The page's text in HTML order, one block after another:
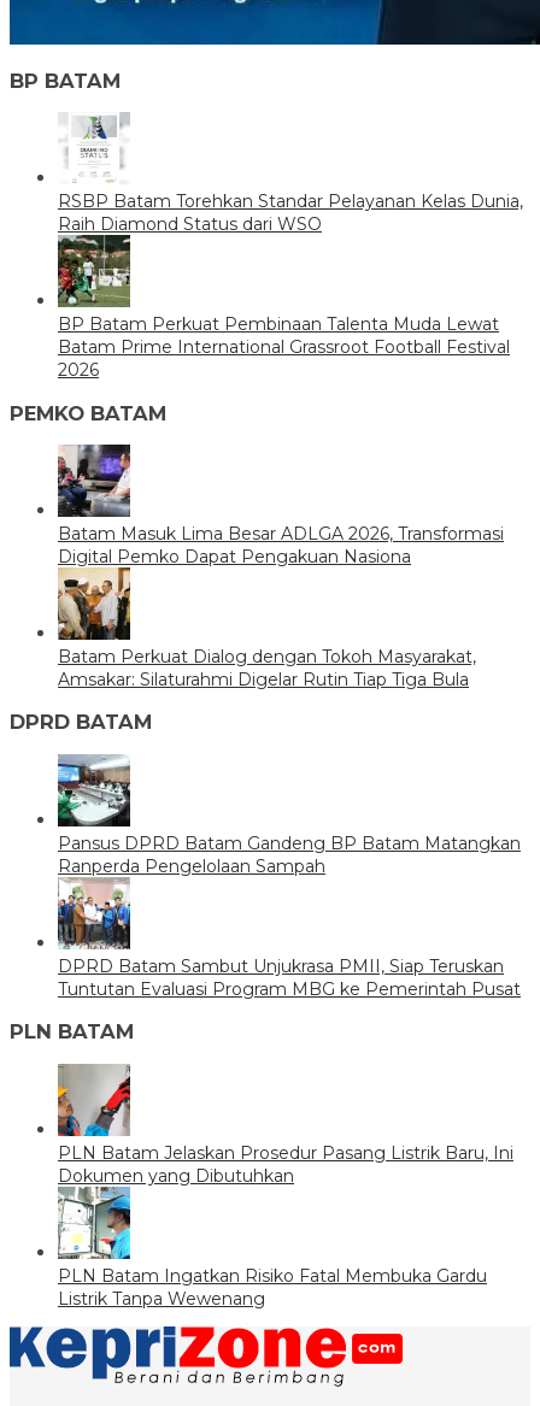
BP BATAM
RSBP Batam Torehkan Standar Pelayanan Kelas Dunia,
Raih Diamond Status dari WSO
BP Batam Perkuat Pembinaan Talenta Muda Lewat
Batam Prime International Grassroot Football Festival
2026
PEMKO BATAM
Batam Masuk Lima Besar ADLGA 2026, Transformasi
Digital Pemko Dapat Pengakuan Nasiona
Batam Perkuat Dialog dengan Tokoh Masyarakat,
Amsakar: Silaturahmi Digelar Rutin Tiap Tiga Bula
DPRD BATAM
Pansus DPRD Batam Gandeng BP Batam Matangkan
Ranperda Pengelolaan Sampah
DPRD Batam Sambut Unjukrasa PMII, Siap Teruskan
Tuntutan Evaluasi Program MBG ke Pemerintah Pusat
PLN BATAM
PLN Batam Jelaskan Prosedur Pasang Listrik Baru, Ini
Dokumen yang Dibutuhkan
PLN Batam Ingatkan Risiko Fatal Membuka Gardu
Listrik Tanpa Wewenang